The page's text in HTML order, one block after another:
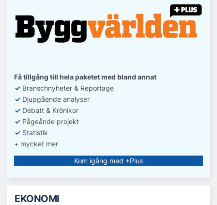
Få tillgång till hela paketet med bland annat
✓ Branschnyheter & Reportage
✓ Djupgående analyser
✓ Debatt & Krönikor
✓ Pågeånde projekt
✓ Statistik
+ mycket mer
Kom igång med +Plus
EKONOMI